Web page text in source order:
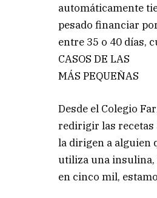
automáticamente
pesado financiar
entre 35 o 40 días,
CASOS DE LAS
MÁS PEQUEÑAS
Desde el Colegio
redirigir las recetas
la dirigen a alguien
utiliza una insulina,
en cinco mil,